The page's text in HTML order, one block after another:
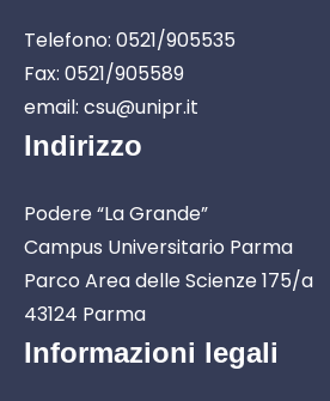
Telefono: 0521/905535
Fax: 0521/905589
email: csu@unipr.it
Indirizzo
Podere “La Grande”
Campus Universitario Parma
Parco Area delle Scienze 175/a
43124 Parma
Informazioni legali